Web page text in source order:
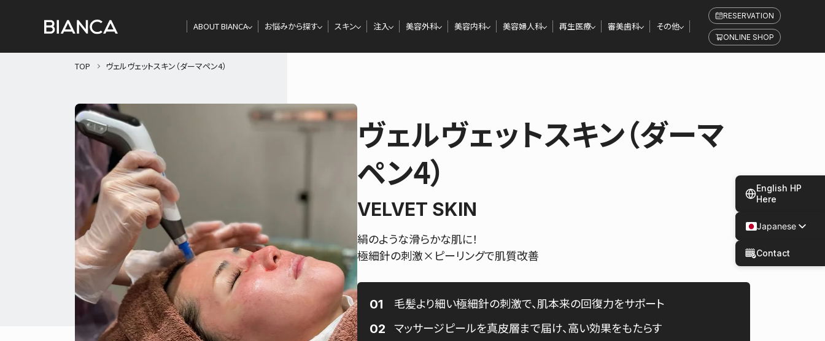
ABOUT BIANCA お悩みから探す スキン 注入 美容外科 美容内科 美容婦人科 再生医療 審美歯科 その他
RESERVATION
ONLINE SHOP
TOP ヴェルヴェットスキン（ダーマペン4）
ヴェルヴェットスキン（ダーマ
ペン4）
VELVET SKIN
絹のような滑らかな肌に！
極細針の刺激×ピーリングで肌質改善
毛髪より細い極細針の刺激で、肌本来の回復力をサポート
マッサージピールを真皮層まで届け、高い効果をもたらす
English HP
Here
Japanese
Chinese
Contact